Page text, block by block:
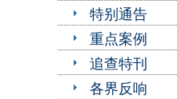
特别通告
重点案例
追查特刊
各界反响